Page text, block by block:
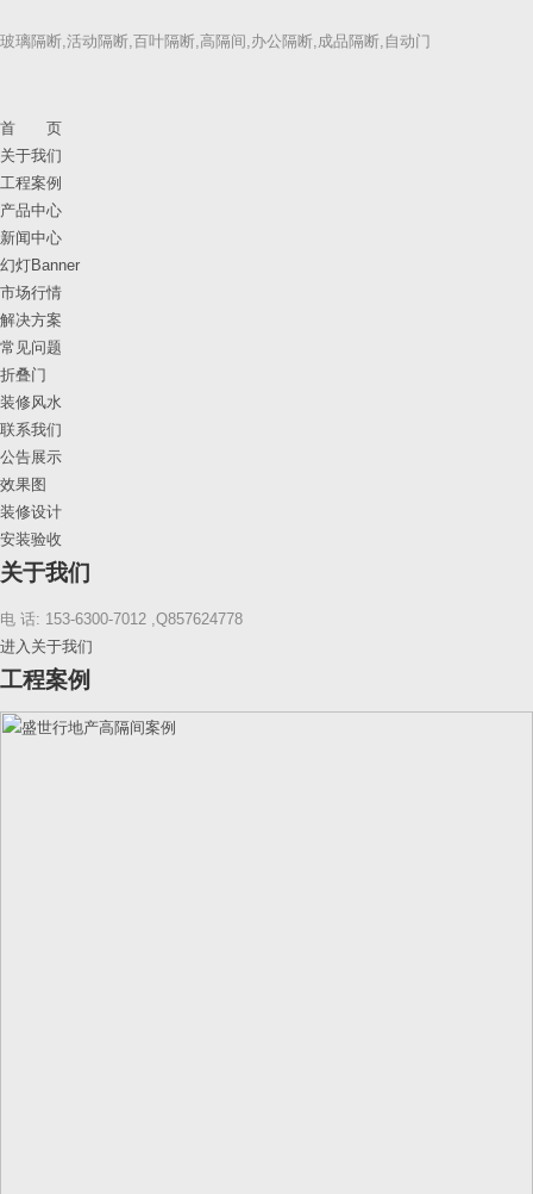
玻璃隔断,活动隔断,百叶隔断,高隔间,办公隔断,成品隔断,自动门
首 页
关于我们
工程案例
产品中心
新闻中心
幻灯Banner
市场行情
解决方案
常见问题
折叠门
装修风水
联系我们
公告展示
效果图
装修设计
安装验收
关于我们
电 话: 153-6300-7012 ,Q857624778
进入关于我们
工程案例